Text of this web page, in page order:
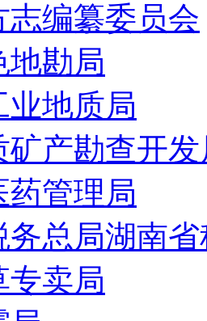
志编纂委员会
地勘局
业地质局
矿产勘查开发
药管理局
务总局湖南
专卖局